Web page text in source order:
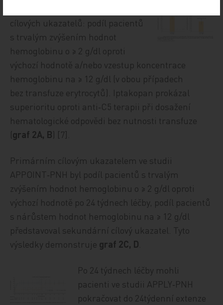
cílových ukazatelů: podíl pacientů
s trvalým zvýšením hodnot
hemoglobinu o ≥ 2 g/dl oproti
výchozí hodnotě a/nebo vzestup koncentrace
hemoglobinu na ≥ 12 g/dl (v obou případech
bez transfuze erytrocytů). Iptakopan prokázal
superioritu oproti anti‑C5 terapii při dosažení
hematologické odpovědi bez nutnosti transfuze
(graf 2A, B) [7].
Primárním cílovým ukazatelem ve studii
APPOINT‑PNH byl podíl pacientů s trvalým
zvýšením hodnot hemoglobinu o ≥ 2 g/dl oproti
výchozí hodnotě po 24 týdnech léčby, podíl pacientů
s nárůstem hodnot hemoglobinu na ≥ 12 g/dl
představoval sekundární cílový ukazatel. Tyto
výsledky demonstruje graf 2C, D
Po 24 týdnech léčby mohli
pacienti ve studii APPLY‑PNH
pokračovat do 24týdenní extenze